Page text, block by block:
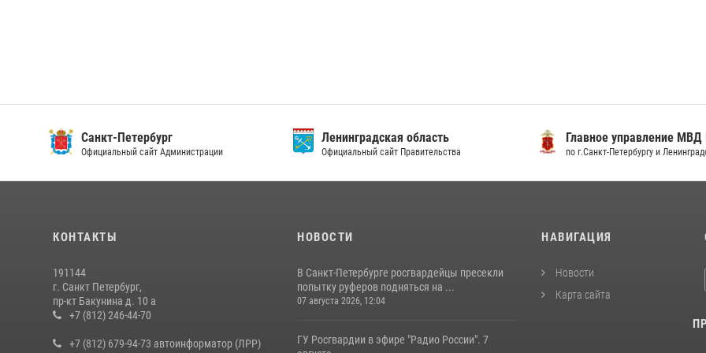
Санкт-Петербург
Официальный сайт Администрации
Ленинградская область
Официальный сайт Правительства
Главное управление МВД
по г.Санкт-Петербургу и
КОНТАКТЫ
191144
г. Санкт Петербург,
пр-кт Бакунина д. 10 а
+7 (812) 246-44-70
+7 (812) 679-94-73 автоинформатор (ЛРР)
НОВОСТИ
В Санкт-Петербурге росгвардейцы пресекли
попытку руферов подняться на ...
07 августа 2026, 12:04
ГУ Росгвардии в эфире "Радио России". 7
НАВИГАЦИЯ
Новости
Карта сайта